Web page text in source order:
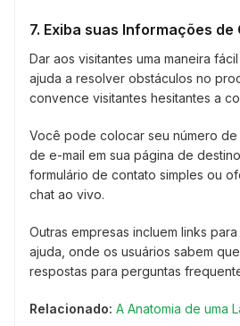
7. Exiba suas Informações de
Dar aos visitantes uma maneira
ajuda a resolver obstáculos no
convence visitantes hesitantes a
Você pode colocar seu número
de e-mail em sua página de
formulário de contato simples ou
chat ao vivo.
Outras empresas incluem links
ajuda, onde os usuários sabem
respostas para perguntas
Relacionado: A Anatomia de uma